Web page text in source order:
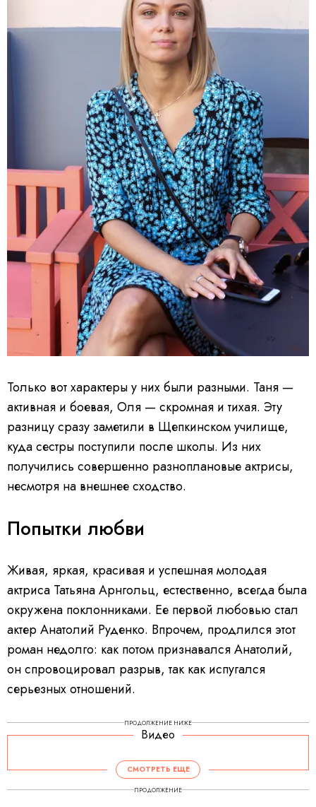
Только вот характеры у них были разными. Таня —
активная и боевая, Оля — скромная и тихая. Эту
разницу сразу заметили в Щепкинском училище,
куда сестры поступили после школы. Из них
получились совершенно разноплановые актрисы,
несмотря на внешнее сходство.
Попытки любви
Живая, яркая, красивая и успешная молодая
актриса Татьяна Арнгольц, естественно, всегда была
окружена поклонниками. Ее первой любовью стал
актер Анатолий Руденко. Впрочем, продлился этот
роман недолго: как потом признавался Анатолий,
он спровоцировал разрыв, так как испугался
серьезных отношений.
ПРОДОЛЖЕНИЕ НИЖЕ
Видео
СМОТРЕТЬ ЕЩЕ
ПРОДОЛЖЕНИЕ